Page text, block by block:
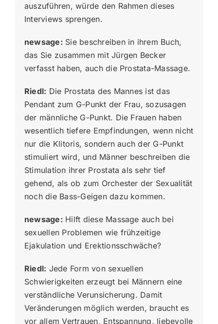
auszuführen, würde den Rahmen dieses
Interviews sprengen.
newsage: Sie beschreiben in ihrem Buch,
das Sie zusammen mit Jürgen Becker
verfasst haben, auch die Prostata-Massage.
Riedl: Die Prostata des Mannes ist das
Pendant zum G-Punkt der Frau, sozusagen
der männliche G-Punkt. Die Frauen haben
wesentlich tiefere Empfindungen, wenn nicht
nur die Klitoris, sondern auch der G-Punkt
stimuliert wird, und Männer beschreiben die
Stimulation ihrer Prostata als sehr tief
gehend, als ob zum Orchester der Sexualität
noch die Bass-Geigen dazu kommen.
newsage: Hilft diese Massage auch bei
sexuellen Problemen wie frühzeitige
Ejakulation und Erektionsschwäche?
Riedl: Jede Form von sexuellen
Schwierigkeiten erzeugt bei Männern eine
verständliche Verunsicherung. Damit
Veränderungen möglich werden, braucht es
vor allem Vertrauen, Entspannung, liebevolle